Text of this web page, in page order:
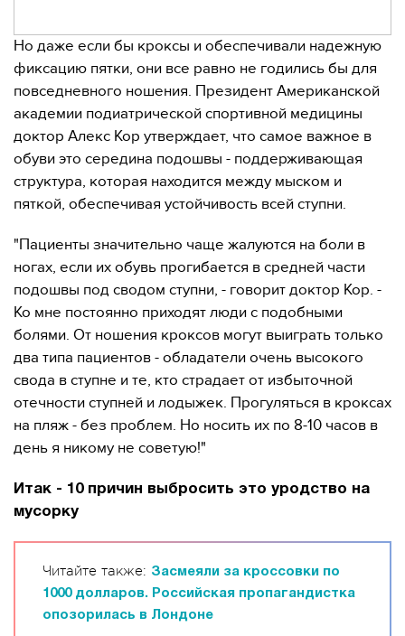
Но даже если бы кроксы и обеспечивали надежную
фиксацию пятки, они все равно не годились бы для
повседневного ношения. Президент Американской
академии подиатрической спортивной медицины
доктор Алекс Кор утверждает, что самое важное в
обуви это середина подошвы - поддерживающая
структура, которая находится между мыском и
пяткой, обеспечивая устойчивость всей ступни.
"Пациенты значительно чаще жалуются на боли в
ногах, если их обувь прогибается в средней части
подошвы под сводом ступни, - говорит доктор Кор. -
Ко мне постоянно приходят люди с подобными
болями. От ношения кроксов могут выиграть только
два типа пациентов - обладатели очень высокого
свода в ступне и те, кто страдает от избыточной
отечности ступней и лодыжек. Прогуляться в кроксах
на пляж - без проблем. Но носить их по 8-10 часов в
день я никому не советую!"
Итак - 10 причин выбросить это уродство на
мусорку
Читайте также: Засмеяли за кроссовки по
1000 долларов. Российская пропагандистка
опозорилась в Лондоне